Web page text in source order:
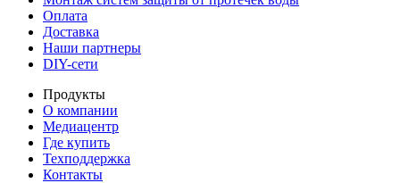
Оплата
Доставка
Наши партнеры
DIY-сети
Продукты
О компании
Медиацентр
Где купить
Техподдержка
Контакты